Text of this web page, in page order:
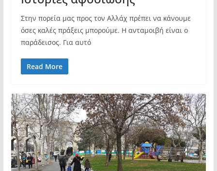
Στην πορεία μας προς τον Αλλάχ πρέπει να κάνουμε
όσες καλές πράξεις μπορούμε. Η ανταμοιβή είναι ο
παράδεισος. Για αυτό
Read More